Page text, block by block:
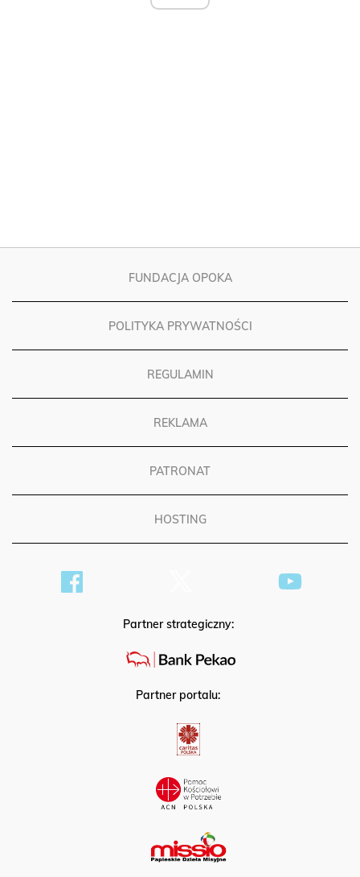
FUNDACJA OPOKA
POLITYKA PRYWATNOŚCI
REGULAMIN
REKLAMA
PATRONAT
HOSTING
Partner strategiczny:
Partner portalu: